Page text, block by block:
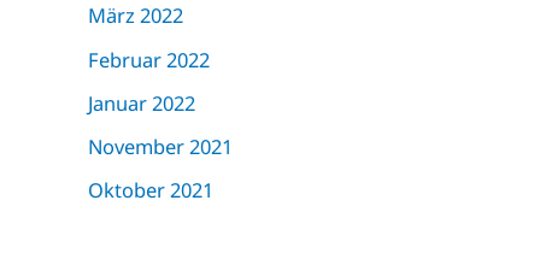
März 2022
Februar 2022
Januar 2022
November 2021
Oktober 2021